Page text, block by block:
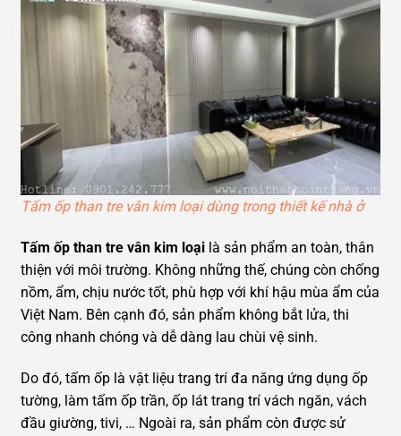
Tấm ốp than tre vân kim loại dùng trong thiết kế nhà ở
Tấm ốp than tre vân kim loại là sản phẩm an toàn, thân
thiện với môi trường. Không những thế, chúng còn chống
nồm, ẩm, chịu nước tốt, phù hợp với khí hậu mùa ẩm của
Việt Nam. Bên cạnh đó, sản phẩm không bắt lửa, thi
công nhanh chóng và dễ dàng lau chùi vệ sinh.
Do đó, tấm ốp là vật liệu trang trí đa năng ứng dụng ốp
tường, làm tấm ốp trần, ốp lát trang trí vách ngăn, vách
đầu giường, tivi, … Ngoài ra, sản phẩm còn được sử